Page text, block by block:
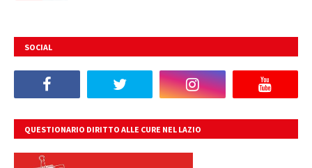
SOCIAL
QUESTIONARIO DIRITTO ALLE CURE NEL LAZIO